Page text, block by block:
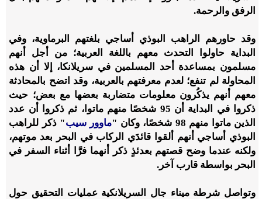
الرفق والرحمة.
وقد حاورهم الراهب البوذي أساجي بلغتهم البرماوية، وفي
البداية حاولوا التحدث معهم باللغة العربية؛ من أجل أنهم
مسلمون بمساعدة أحد المسلمين في سريلانكا، إلا أن هذه
المحاولة لم تنفع؛ لعدم معرفتهم بالعربية، وقد اتضح بالمحادثة
معهم أنهم يذكُرون معلومات متضاربة بعضها مع بعض؛ حيث
ذكروا في البداية أن 95 شخصًا منهم ماتوا، ثم ذكروا أن عدد
الذين ماتوا منهم 98 شخصًا، وكان "
ماوور سيب" ذكر للراهب
البوذي أساجي أنهم ألقوا قائدَي الركاب في البحر بعد موتهم،
ولكنه عندما وضح قصتهم بعدئذٍ ذكر أنهما فرَّا أثناء السفر في
البحر بواسطة قارب آخر.
وتواصل شرطة ميناء جال السريلانكية عمليات التحقيق حول